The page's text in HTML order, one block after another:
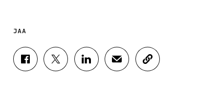
JAA
J
A
J
A
J
A
J
A
K
O